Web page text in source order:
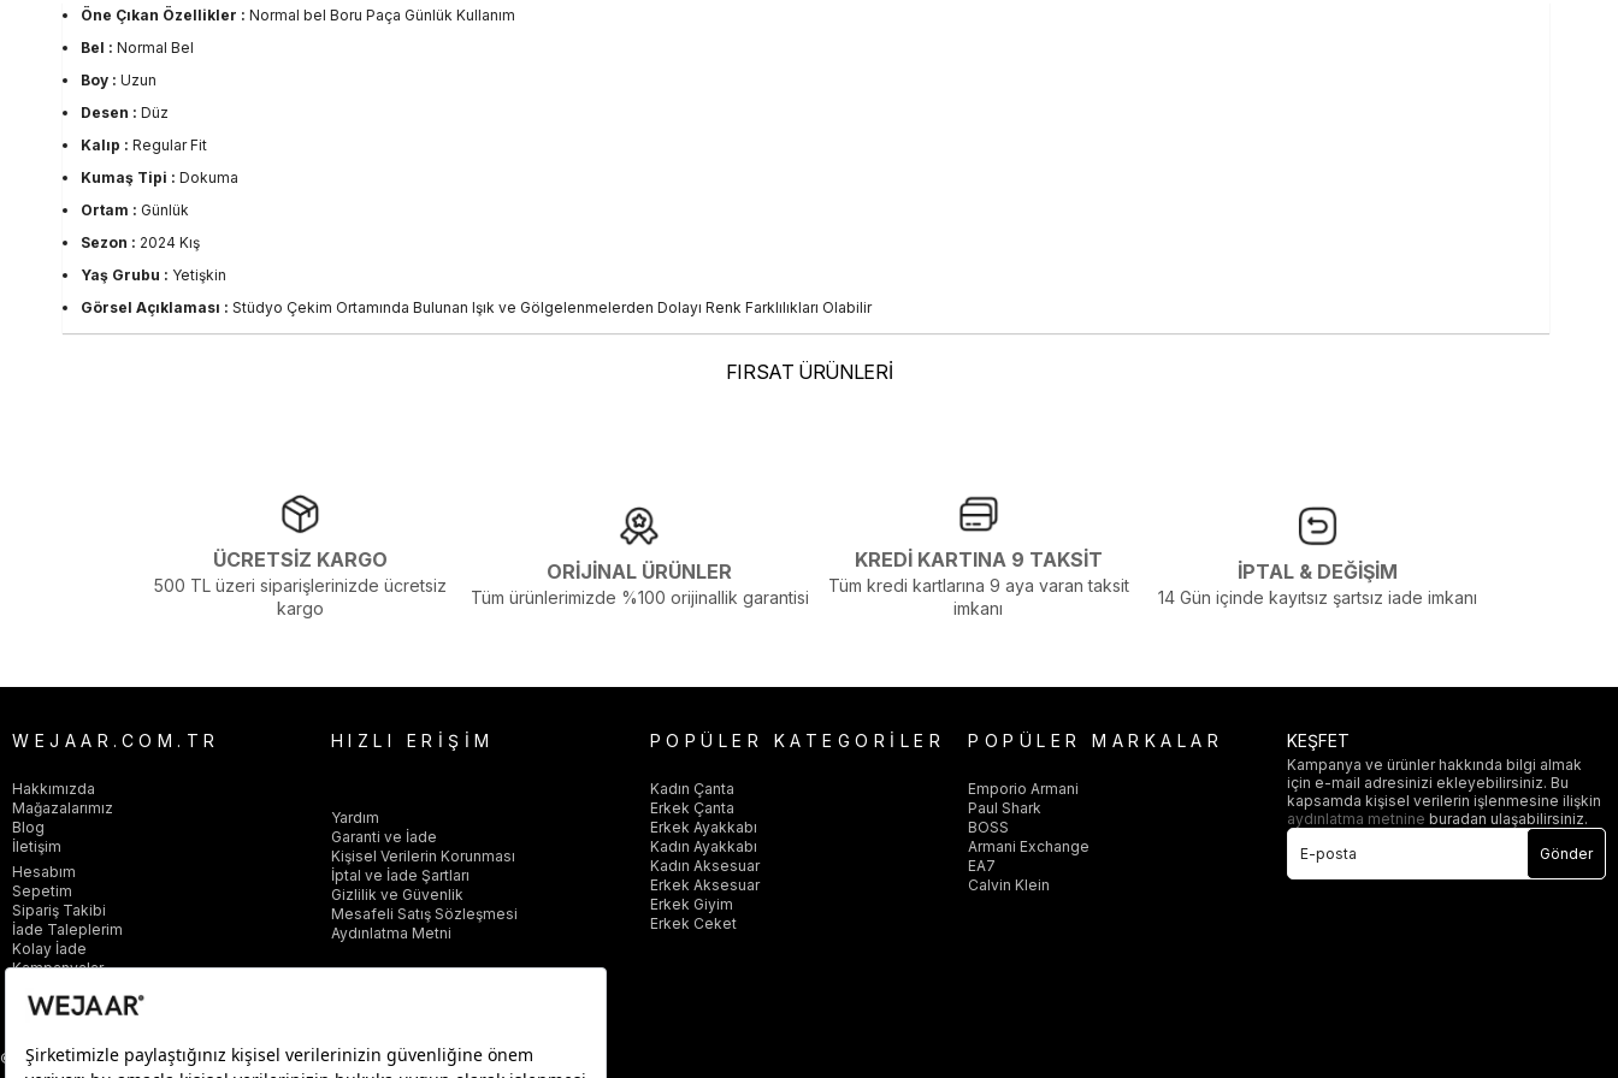
Öne Çıkan Özellikler : Normal bel Boru Paça Günlük Kullanım
Bel : Normal Bel
Boy : Uzun
Desen : Düz
Kalıp : Regular Fit
Kumaş Tipi : Dokuma
Ortam : Günlük
Sezon : 2024 Kış
Yaş Grubu : Yetişkin
Görsel Açıklaması : Stüdyo Çekim Ortamında Bulunan Işık ve Gölgelenmelerden Dolayı Renk Farklılıkları Olabilir
FIRSAT ÜRÜNLERİ
ÜCRETSİZ KARGO
500 TL üzeri siparişlerinizde ücretsiz
kargo
ORİJİNAL ÜRÜNLER
Tüm ürünlerimizde %100 orijinallik garantisi
KREDİ KARTINA 9 TAKSİT
Tüm kredi kartlarına 9 aya varan taksit
imkanı
İPTAL & DEĞİŞİM
14 Gün içinde kayıtsız şartsız iade imkanı
WEJAAR.COM.TR
Hakkımızda
Mağazalarımız
Blog
İletişim
Hesabım
Sepetim
Sipariş Takibi
İade Taleplerim
Kolay İade
Kampanyalar
HIZLI ERİŞİM
Yardım
Garanti ve İade
Kişisel Verilerin Korunması
İptal ve İade Şartları
Gizlilik ve Güvenlik
Mesafeli Satış Sözleşmesi
Aydınlatma Metni
POPÜLER KATEGORİLER
Kadın Çanta
Erkek Çanta
Erkek Ayakkabı
Kadın Ayakkabı
Kadın Aksesuar
Erkek Aksesuar
Erkek Giyim
Erkek Ceket
POPÜLER MARKALAR
Emporio Armani
Paul Shark
BOSS
Armani Exchange
EA7
Calvin Klein
KEŞFET
Kampanya ve ürünler hakkında bilgi almak
için e-mail adresinizi ekleyebilirsiniz. Bu
kapsamda kişisel verilerin işlenmesine ilişkin
aydınlatma metnineburadan ulaşabilirsiniz.
Gönder
© 2025 wejaar.com.tr. tüm hakları saklıdır.